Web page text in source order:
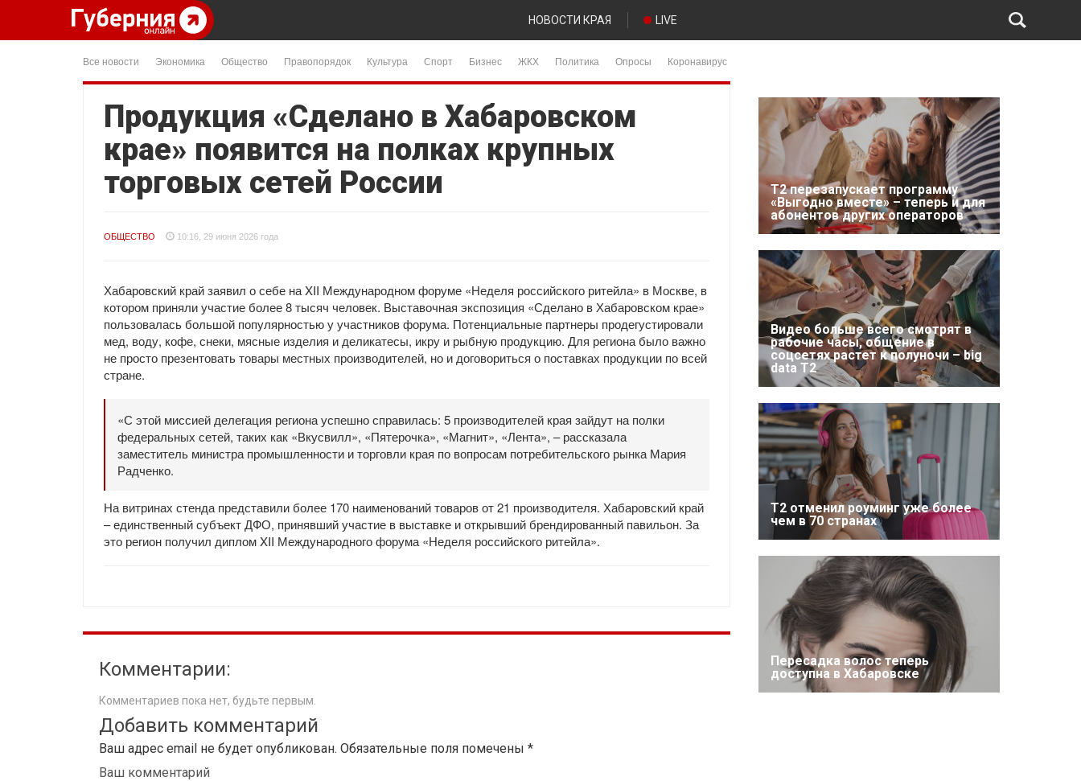
НОВОСТИ КРАЯ LIVE
Все новости Экономика Общество Правопорядок Культура Спорт Бизнес ЖКХ Политика Опросы Коронавирус
Продукция «Сделано в Хабаровском
крае» появится на полках крупных
торговых сетей России
ОБЩЕСТВО 10:16, 29 июня 2026 года
Хабаровский край заявил о себе на XII Международном форуме «Неделя российского ритейла» в Москве, в
котором приняли участие более 8 тысяч человек. Выставочная экспозиция «Сделано в Хабаровском крае»
пользовалась большой популярностью у участников форума. Потенциальные партнеры продегустировали
мед, воду, кофе, снеки, мясные изделия и деликатесы, икру и рыбную продукцию. Для региона было важно
не просто презентовать товары местных производителей, но и договориться о поставках продукции по всей
стране.
«С этой миссией делегация региона успешно справилась: 5 производителей края зайдут на полки
федеральных сетей, таких как «Вкусвилл», «Пятерочка», «Магнит», «Лента», – рассказала
заместитель министра промышленности и торговли края по вопросам потребительского рынка Мария
Радченко.
На витринах стенда представили более 170 наименований товаров от 21 производителя. Хабаровский край
– единственный субъект ДФО, принявший участие в выставке и открывший брендированный павильон. За
это регион получил диплом XII Международного форума «Неделя российского ритейла».
Комментарии:
Комментариев пока нет, будьте первым.
Добавить комментарий
Ваш адрес email не будет опубликован. Обязательные поля помечены *
Ваш комментарий
Т2 перезапускает программу
«Выгодно вместе» – теперь и для
абонентов других операторов
Видео больше всего смотрят в
рабочие часы, общение в
соцсетях растет к полуночи – big
data T2
Т2 отменил роуминг уже более
чем в 70 странах
Пересадка волос теперь
доступна в Хабаровске